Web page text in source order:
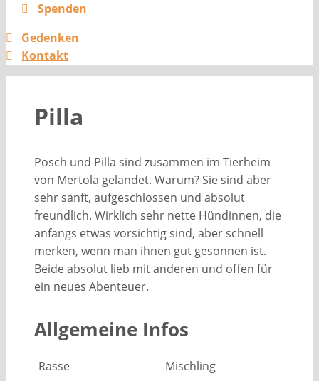
Spenden
Gedenken
Kontakt
Pilla
Posch und Pilla sind zusammen im Tierheim
von Mertola gelandet. Warum? Sie sind aber
sehr sanft, aufgeschlossen und absolut
freundlich. Wirklich sehr nette Hündinnen, die
anfangs etwas vorsichtig sind, aber schnell
merken, wenn man ihnen gut gesonnen ist.
Beide absolut lieb mit anderen und offen für
ein neues Abenteuer.
Allgemeine Infos
Rasse
Mischling